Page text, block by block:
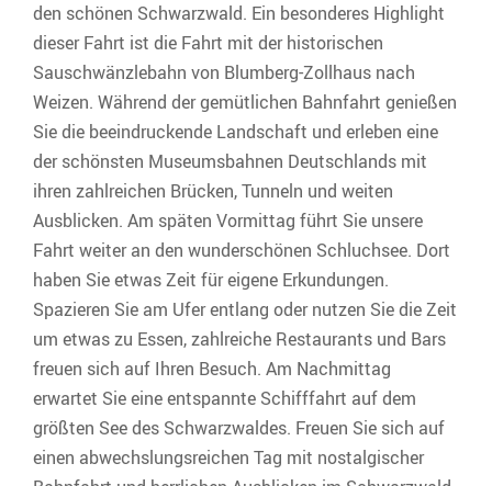
den schönen Schwarzwald. Ein besonderes Highlight
dieser Fahrt ist die Fahrt mit der historischen
Sauschwänzlebahn von Blumberg-Zollhaus nach
Weizen. Während der gemütlichen Bahnfahrt genießen
Sie die beeindruckende Landschaft und erleben eine
der schönsten Museumsbahnen Deutschlands mit
ihren zahlreichen Brücken, Tunneln und weiten
Ausblicken. Am späten Vormittag führt Sie unsere
Fahrt weiter an den wunderschönen Schluchsee. Dort
haben Sie etwas Zeit für eigene Erkundungen.
Spazieren Sie am Ufer entlang oder nutzen Sie die Zeit
um etwas zu Essen, zahlreiche Restaurants und Bars
freuen sich auf Ihren Besuch. Am Nachmittag
erwartet Sie eine entspannte Schifffahrt auf dem
größten See des Schwarzwaldes. Freuen Sie sich auf
einen abwechslungsreichen Tag mit nostalgischer